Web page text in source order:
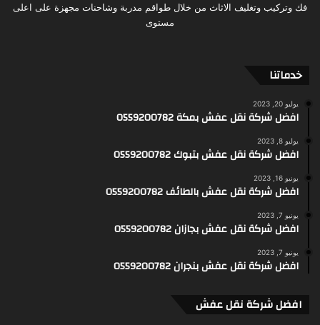
فك وتركيب وتغليف الاثاث من خلال طواقم مدربة وشاحنات مجهزة على اعلى
مستوى
خدماتنا
يوليو 20, 2023
افضل شركة نقل عفش بمكة 0559200782
يوليو 8, 2023
افضل شركة نقل عفش بتبوك 0559200782
يونيو 16, 2023
افضل شركة نقل عفش بالطائف 0559200782
يونيو 7, 2023
افضل شركة نقل عفش بجازان 0559200782
يونيو 7, 2023
افضل شركة نقل عفش بنجران 0559200782
افضل شركة نقل عفش